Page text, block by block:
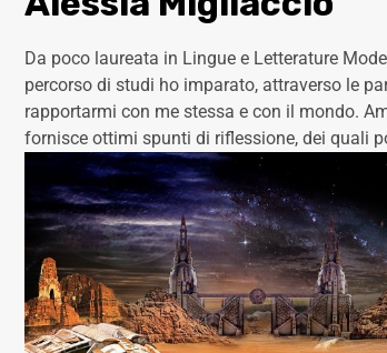
Da poco laureata in Lingue e Letterature
percorso di studi ho imparato, attraverso le
rapportarmi con me stessa e con il mondo.
fornisce ottimi spunti di riflessione, dei quali